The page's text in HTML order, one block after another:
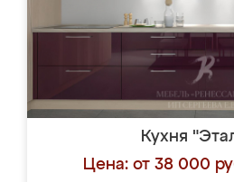
Кухня
Цена: от 38 000